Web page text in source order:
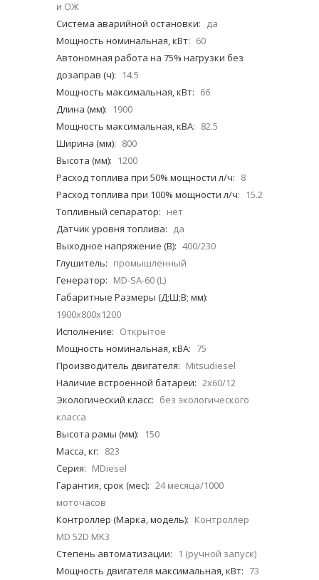
и ОЖ
Система аварийной остановки: да
Мощность номинальная, кВт: 60
Автономная работа на 75% нагрузки без
дозаправ (ч):
14.5
Мощность максимальная, кВт: 66
Длина (мм):
1900
Мощность максимальная, кВА: 82.5
Ширина (мм): 800
Высота (мм):
1200
Расход топлива при 50% мощности л/ч: 8
Расход топлива при 100% мощности л/ч:
15.2
Топливный сепаратор: нет
Датчик уровня топлива: да
Выходное напряжение (В): 400/230
Глушитель: промышленный
Генератор: MD-SA-60 (L)
Габаритные Размеры (Д;Ш;В; мм):
1900x800x1200
Исполнение: Открытое
Мощность номинальная, кВА: 75
Производитель двигателя: Mitsudiesel
Наличие встроенной батареи: 2х60/12
Экологический класс: без экологического
класса
Высота рамы (мм):
150
Масса, кг: 823
Серия: MDiesel
Гарантия, срок (мес): 24 месяца/1000
моточасов
Контроллер (Марка, модель): Контроллер
MD 52D MK3
Степень автоматизации:
1 (ручной запуск)
Мощность двигателя максимальная, кВт: 73